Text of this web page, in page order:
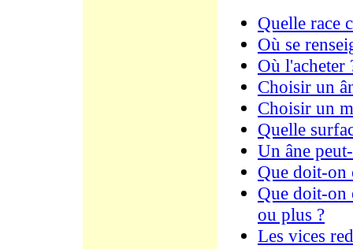
Quelle race
Où se
Où l'acheter
Choisir un
Choisir un
Quelle
Un âne
Que doit-on
Que doit-on
ou plus ?
Les vices